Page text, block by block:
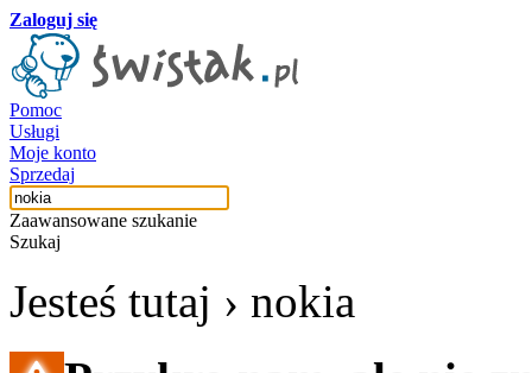
Zaloguj się
Pomoc
Usługi
Moje konto
Sprzedaj
Zaawansowane szukanie
Szukaj
Jesteś tutaj › nokia